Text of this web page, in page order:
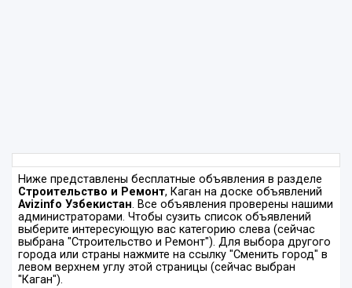
Ниже представлены бесплатные объявления в разделе
Строительство и Ремонт, Каган на доске объявлений
Avizinfo Узбекистан. Все объявления проверены нашими
администраторами. Чтобы сузить список объявлений
выберите интересующую вас категорию слева (сейчас
выбрана "Строительство и Ремонт"). Для выбора другого
города или страны нажмите на ссылку "Сменить город" в
левом верхнем углу этой страницы (сейчас выбран
"Каган").